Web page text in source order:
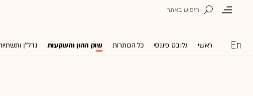
ראשי גלובס פיננסי כל הכותרות שוק ההון והשקעות נדל''ן